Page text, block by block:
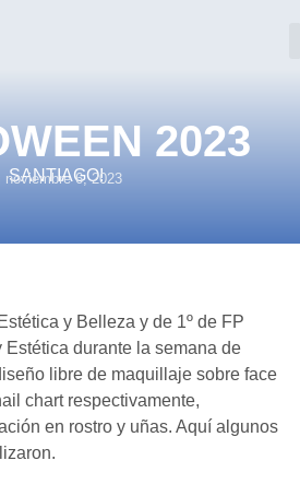
2023
SANTIAGO!
noviembre 6, 2023
y Belleza y de 1º de FP
durante la semana de
libre de maquillaje sobre face
chart respectivamente,
en rostro y uñas. Aquí algunos